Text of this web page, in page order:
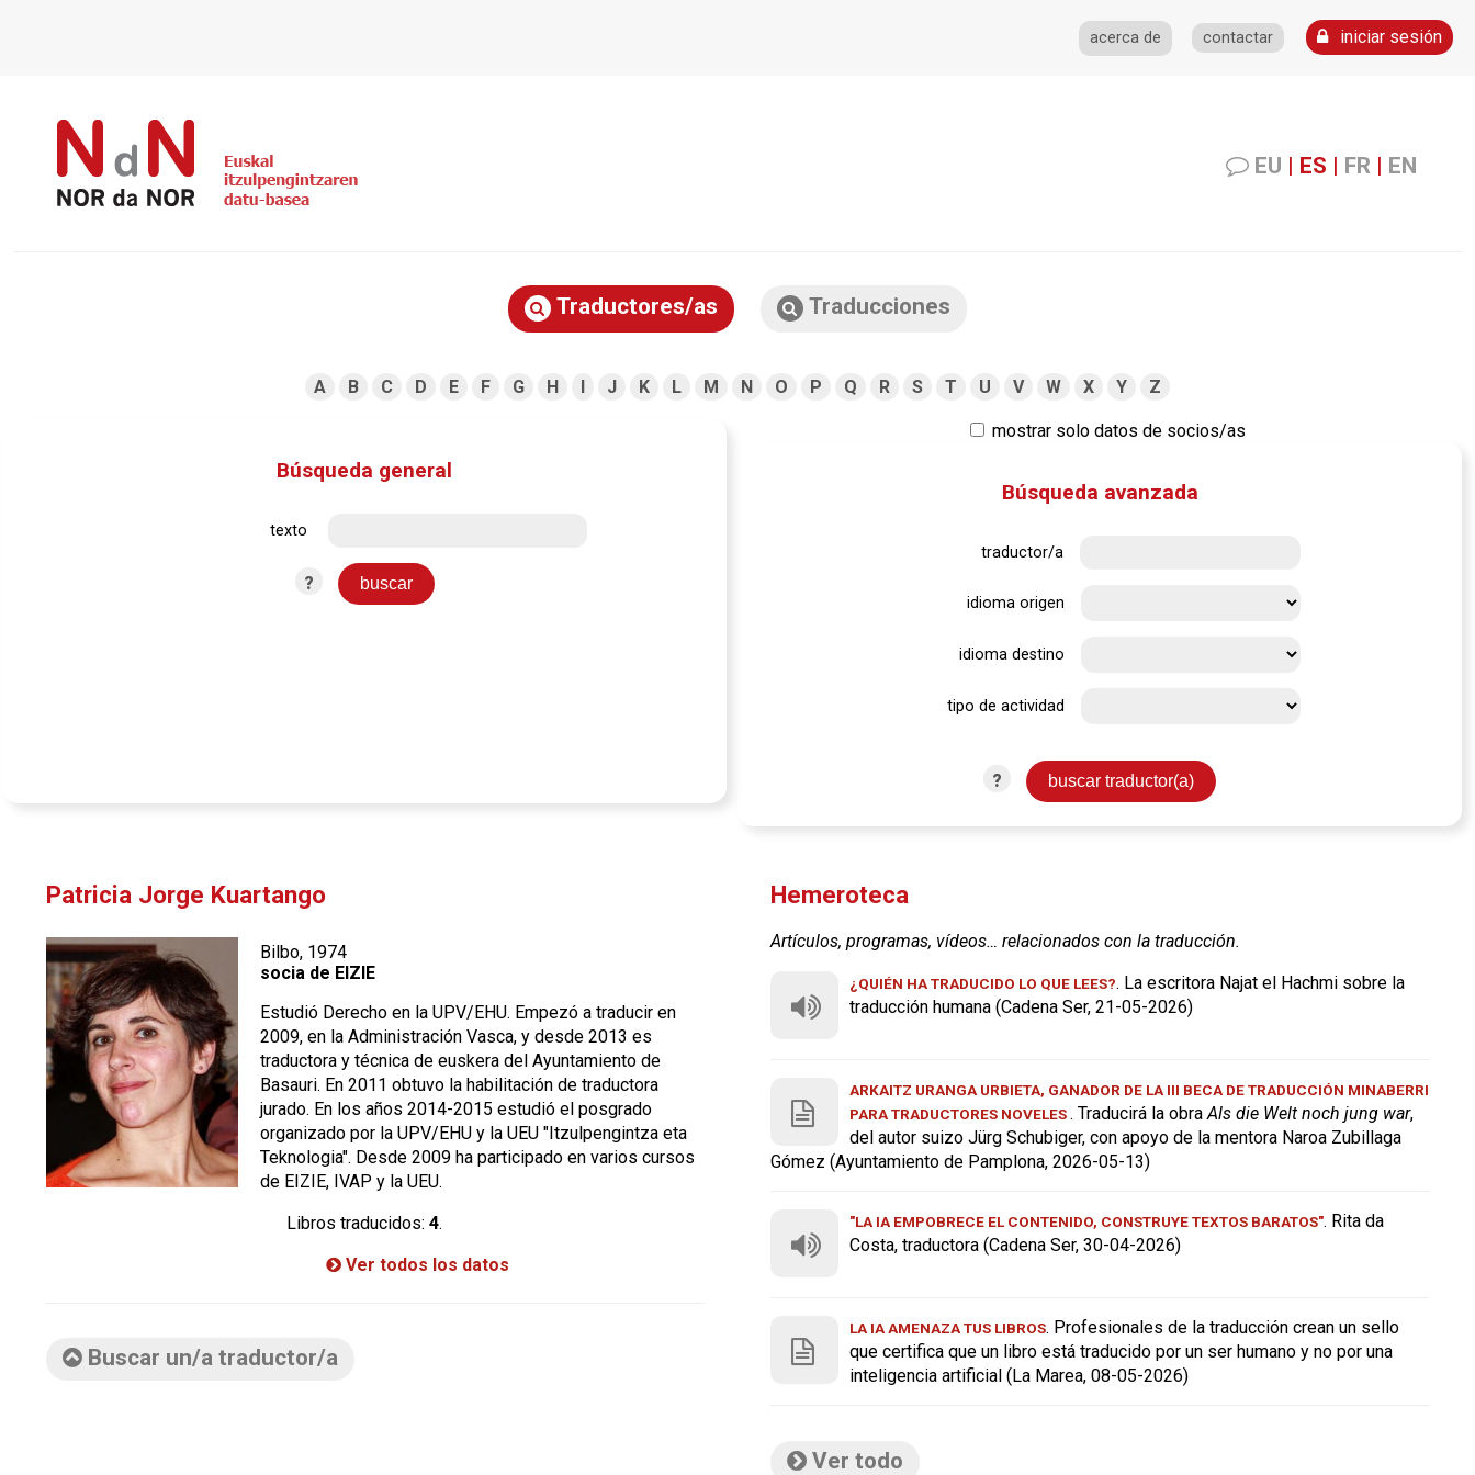
acerca de contactar iniciar sesión
EU | ES | FR | EN
Traductores/as Traducciones
A B C D E F G H I J K L M N O P Q R S T U V W X Y Z
mostrar solo datos de socios/as
Búsqueda general
texto
?
Búsqueda avanzada
traductor/a
idioma origen
idioma destino
tipo de actividad
?
Patricia Jorge Kuartango
Bilbo, 1974
socia de EIZIE
Estudió Derecho en la UPV/EHU. Empezó a traducir en
2009, en la Administración Vasca, y desde 2013 es
traductora y técnica de euskera del Ayuntamiento de
Basauri. En 2011 obtuvo la habilitación de traductora
jurado. En los años 2014-2015 estudió el posgrado
organizado por la UPV/EHU y la UEU "Itzulpengintza eta
Teknologia". Desde 2009 ha participado en varios cursos
de EIZIE, IVAP y la UEU.
Libros traducidos: 4.
Ver todos los datos
Buscar un/a traductor/a
Hemeroteca
Artículos, programas, vídeos… relacionados con la traducción.
¿QUIÉN HA TRADUCIDO LO QUE LEES?. La escritora Najat el Hachmi sobre la
traducción humana (Cadena Ser, 21-05-2026)
ARKAITZ URANGA URBIETA, GANADOR DE LA III BECA DE TRADUCCIÓN MINABERRI
PARA TRADUCTORES NOVELES . Traducirá la obra Als die Welt noch jung war,
del autor suizo Jürg Schubiger, con apoyo de la mentora Naroa Zubillaga
Gómez (Ayuntamiento de Pamplona, 2026-05-13)
"LA IA EMPOBRECE EL CONTENIDO, CONSTRUYE TEXTOS BARATOS". Rita da
Costa, traductora (Cadena Ser, 30-04-2026)
LA IA AMENAZA TUS LIBROS. Profesionales de la traducción crean un sello
que certifica que un libro está traducido por un ser humano y no por una
inteligencia artificial (La Marea, 08-05-2026)
Ver todo